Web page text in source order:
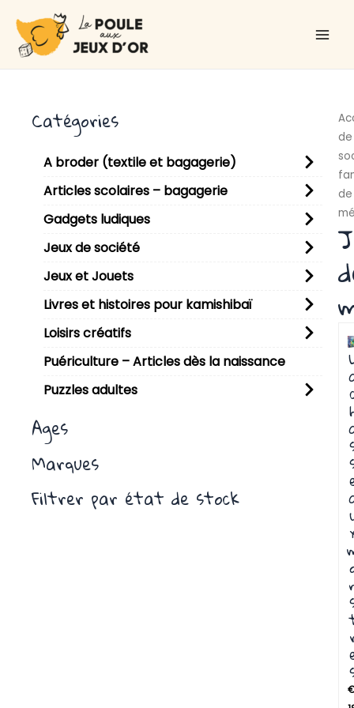
contenu
Catégories
A broder (textile et bagagerie)
Articles scolaires – bagagerie
Gadgets ludiques
Jeux de société
Jeux et Jouets
Livres et histoires pour kamishibaï
Loisirs créatifs
Puériculture – Articles dès la naissance
Puzzles adultes
Ages
Marques
Filtrer par état de stock
de
de